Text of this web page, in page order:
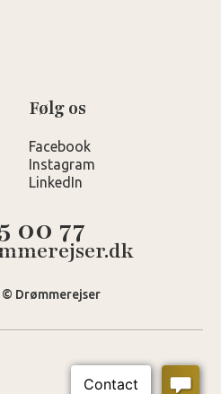
Følg os
Facebook
Instagram
LinkedIn
00 77
Drømmerejser